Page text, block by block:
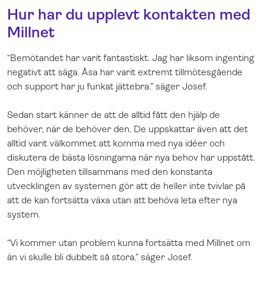
Hur har du upplevt kontakten med
Millnet
“Bemötandet har varit fantastiskt. Jag har liksom ingenting
negativt att säga. Åsa har varit extremt tillmötesgående
och support har ju funkat jättebra.” säger Josef.
Sedan start känner de att de alltid fått den hjälp de
behöver, när de behöver den. De uppskattar även att det
alltid varit välkommet att komma med nya idéer och
diskutera de bästa lösningarna när nya behov har uppstått.
Den möjligheten tillsammans med den konstanta
utvecklingen av systemen gör att de heller inte tvivlar på
att de kan fortsätta växa utan att behöva leta efter nya
system.
“Vi kommer utan problem kunna fortsätta med Millnet om
än vi skulle bli dubbelt så stora.” säger Josef.